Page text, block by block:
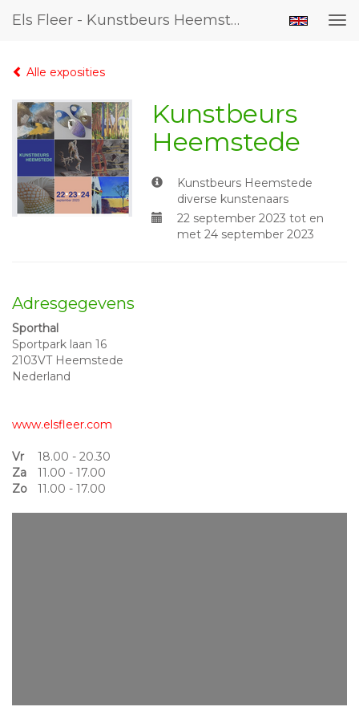
Els Fleer - Kunstbeurs Heemstede
Alle exposities
Kunstbeurs
Heemstede
Kunstbeurs Heemstede
diverse kunstenaars
22 september 2023 tot en
met 24 september 2023
Adresgegevens
Sporthal
Sportpark laan 16
2103VT Heemstede
Nederland
www.elsfleer.com
Vr
18.00 - 20.30
Za
11.00 - 17.00
Zo
11.00 - 17.00